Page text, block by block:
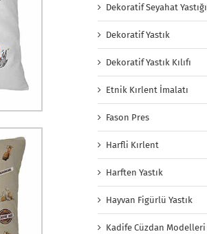
Dekoratif Seyahat Yastığı
Dekoratif Yastık
Dekoratif Yastık Kılıfı
Etnik Kırlent İmalatı
Fason Pres
Harfli Kırlent
Harften Yastık
Hayvan Figürlü Yastık
Kadife Cüzdan Modelleri